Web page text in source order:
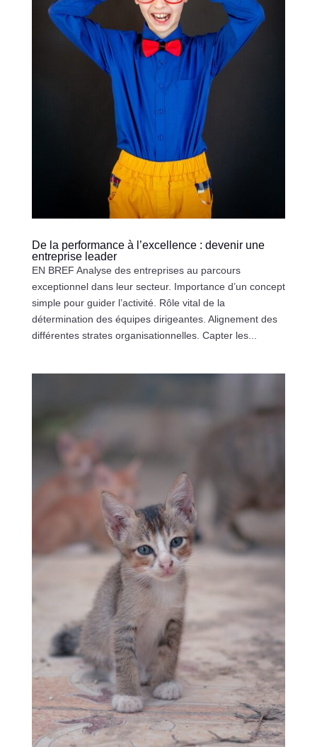
De la performance à l’excellence : devenir une
entreprise leader
EN BREF Analyse des entreprises au parcours
exceptionnel dans leur secteur. Importance d’un concept
simple pour guider l’activité. Rôle vital de la
détermination des équipes dirigeantes. Alignement des
différentes strates organisationnelles. Capter les...